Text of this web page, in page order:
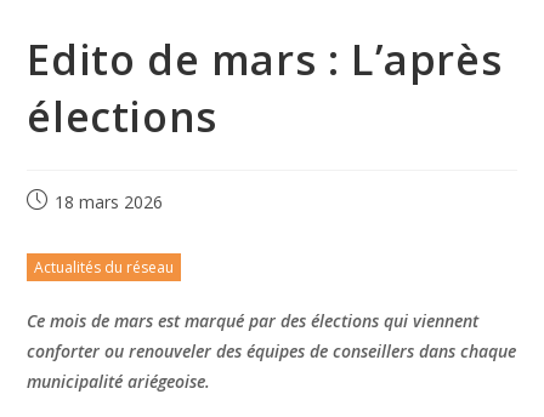
Edito de mars : L’après
élections
18 mars 2026
Actualités du réseau
Ce mois de mars est marqué par des élections qui viennent
conforter ou renouveler des équipes de conseillers dans chaque
municipalité ariégeoise.